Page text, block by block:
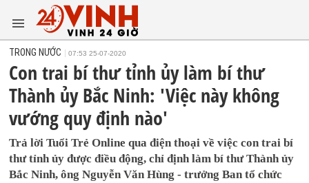
TRONG NƯỚC 07:53 25-07-2020
Con trai bí thư tỉnh ủy làm bí thư
Thành ủy Bắc Ninh: 'Việc này không
vướng quy định nào'
Trả lời Tuổi Trẻ Online qua điện thoại về việc con trai bí
thư tỉnh ủy được điều động, chỉ định làm bí thư Thành ủy
Bắc Ninh, ông Nguyễn Văn Hùng - trưởng Ban tổ chức